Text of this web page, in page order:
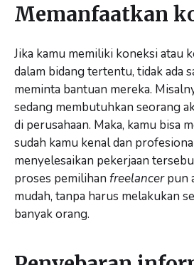
Memanfaatkan
Jika kamu memiliki koneksi atau
dalam bidang tertentu, tidak ada
meminta bantuan mereka.
sedang membutuhkan seorang
di perusahaan. Maka, kamu bisa
sudah kamu kenal dan
menyelesaikan pekerjaan
proses pemilihan freelancerpun
mudah, tanpa harus melakukan
banyak orang.